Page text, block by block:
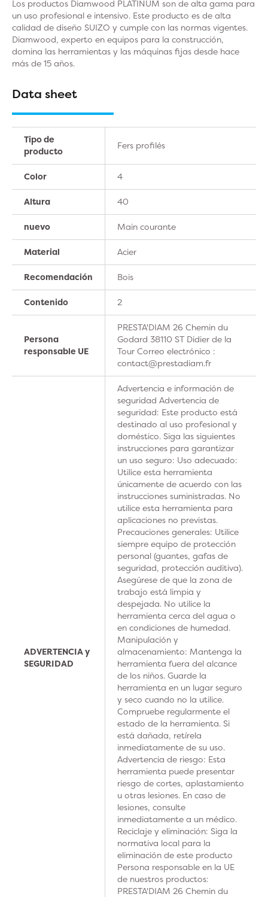
Los productos Diamwood PLATINUM son de alta gama para
un uso profesional e intensivo. Este producto es de alta
calidad de diseño SUIZO y cumple con las normas vigentes.
Diamwood, experto en equipos para la construcción,
domina las herramientas y las máquinas fijas desde hace
más de 15 años.
Data sheet
Tipo de
producto
Fers profilés
Color 4
Altura 40
nuevo Main courante
Material Acier
Recomendación Bois
Contenido 2
Persona
responsable UE
PRESTA'DIAM 26 Chemin du
Godard 38110 ST Didier de la
Tour Correo electrónico :
contact@prestadiam.fr
ADVERTENCIA y
SEGURIDAD
Advertencia e información de
seguridad Advertencia de
seguridad: Este producto está
destinado al uso profesional y
doméstico. Siga las siguientes
instrucciones para garantizar
un uso seguro: Uso adecuado:
Utilice esta herramienta
únicamente de acuerdo con las
instrucciones suministradas. No
utilice esta herramienta para
aplicaciones no previstas.
Precauciones generales: Utilice
siempre equipo de protección
personal (guantes, gafas de
seguridad, protección auditiva).
Asegúrese de que la zona de
trabajo está limpia y
despejada. No utilice la
herramienta cerca del agua o
en condiciones de humedad.
Manipulación y
almacenamiento: Mantenga la
herramienta fuera del alcance
de los niños. Guarde la
herramienta en un lugar seguro
y seco cuando no la utilice.
Compruebe regularmente el
estado de la herramienta. Si
está dañada, retírela
inmediatamente de su uso.
Advertencia de riesgo: Esta
herramienta puede presentar
riesgo de cortes, aplastamiento
u otras lesiones. En caso de
lesiones, consulte
inmediatamente a un médico.
Reciclaje y eliminación: Siga la
normativa local para la
eliminación de este producto
Persona responsable en la UE
de nuestros productos:
PRESTA'DIAM 26 Chemin du